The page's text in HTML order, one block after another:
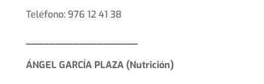
Teléfono: 976 12 41 38
ÁNGEL GARCÍA PLAZA (Nutrición)